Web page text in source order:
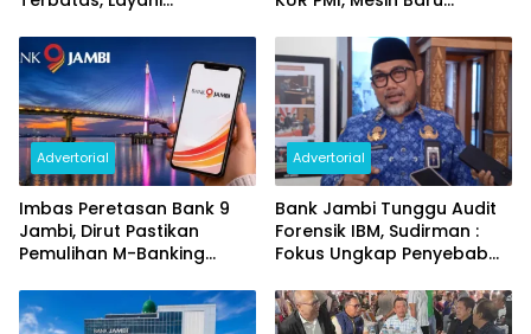
dan Perubahan PIN
Daerah
Advertorial
Imbas Peretasan Bank 9
Jambi, Dirut Pastikan
Pemulihan M-Banking
Advertorial
Bank Jambi Tunggu Audit
Forensik IBM, Sudirman :
Fokus Ungkap Penyebab
Rp144 Miliar